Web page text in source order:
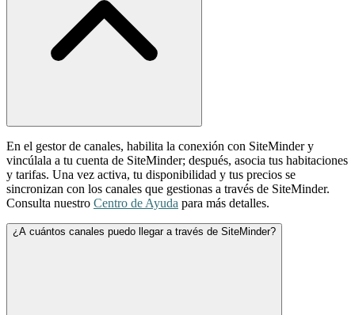
En el gestor de canales, habilita la conexión con SiteMinder y
vincúlala a tu cuenta de SiteMinder; después, asocia tus habitaciones
y tarifas. Una vez activa, tu disponibilidad y tus precios se
sincronizan con los canales que gestionas a través de SiteMinder.
Consulta nuestro Centro de Ayuda para más detalles.
¿A cuántos canales puedo llegar a través de SiteMinder?